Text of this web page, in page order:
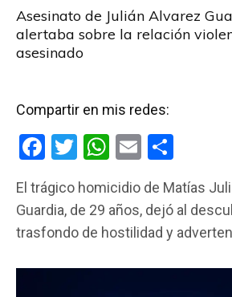
Asesinato de Julián Alvarez
alertaba sobre la relación
asesinado
Compartir en mis redes:
F
ce
b
o
T
tt
er
W
at
s
p
E
ail m
p
tir
El trágico homicidio de Matías
Guardia, de 29 años, dejó al
trasfondo de hostilidad y